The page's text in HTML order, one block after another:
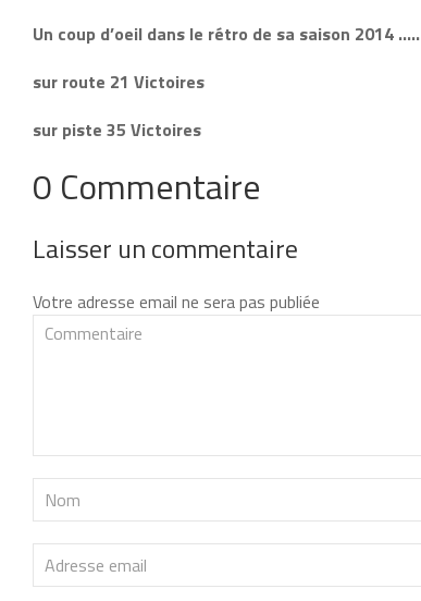
Un coup d’oeil dans le rétro de sa saison 2014 …..
sur route 21 Victoires
sur piste 35 Victoires
0 Commentaire
Laisser un commentaire
Votre adresse email ne sera pas publiée